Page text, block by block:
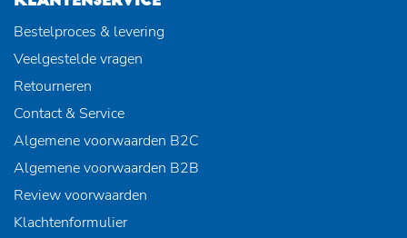
Bestelproces & levering
Veelgestelde vragen
Retourneren
Contact & Service
Algemene voorwaarden B2C
Algemene voorwaarden B2B
Review voorwaarden
Klachtenformulier